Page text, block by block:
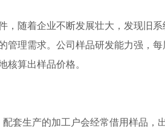
随着企业不断发展壮大，发现旧
理需求。公司样品研发能力强，
核算出样品价格。
套生产的加工户会经常借用样品，